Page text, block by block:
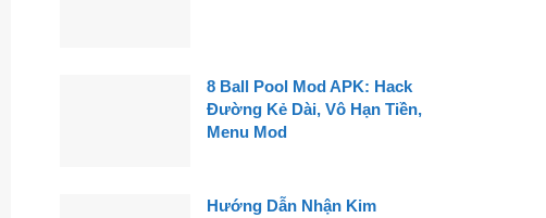
8 Ball Pool Mod APK: Hack
Đường Kẻ Dài, Vô Hạn Tiền,
Menu Mod
Hướng Dẫn Nhận Kim